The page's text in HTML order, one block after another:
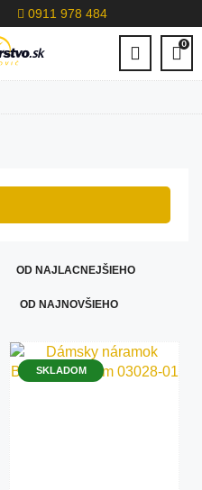
0911 978 484
0
OD NAJLACNEJŠIEHO
OD NAJNOVŠIEHO
SKLADOM